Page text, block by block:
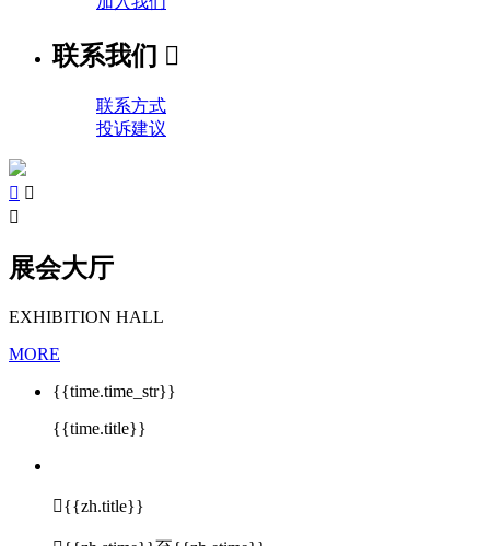
联系我们 
联系方式
投诉建议
 

展会大厅
EXHIBITION HALL
MORE
{{time.time_str}}
{{time.title}}
{{zh.title}}